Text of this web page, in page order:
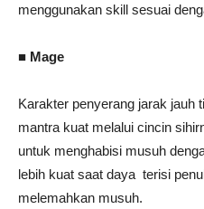
menggunakan skill sesuai
■ Mage
Karakter penyerang jarak jauh
mantra kuat melalui cincin
untuk menghabisi musuh
lebih kuat saat daya terisi
melemahkan musuh.